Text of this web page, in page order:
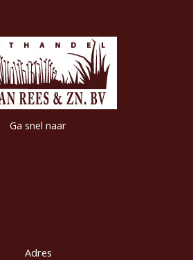
Ga snel naar
Adres